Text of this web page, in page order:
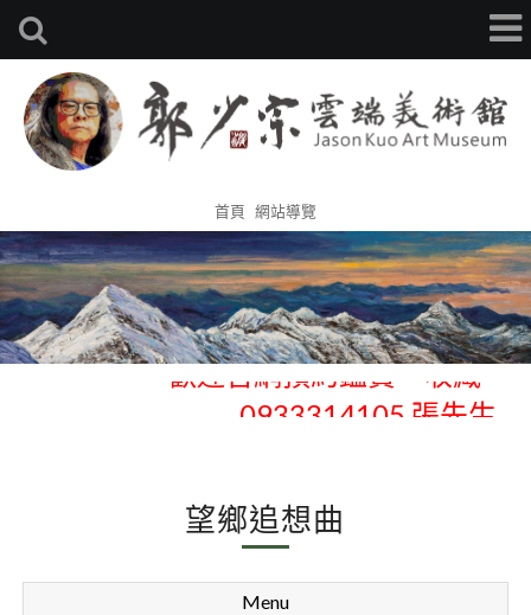
首頁 網站導覽
歡迎官網預約鑑賞、收藏 -
0933314105 張先生
望鄉追想曲
Menu